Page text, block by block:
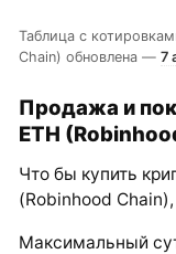
Таблица с
Chain) обновлена —7
Продажа и
ETH
Что бы купить
(Robinhood
Максимальный